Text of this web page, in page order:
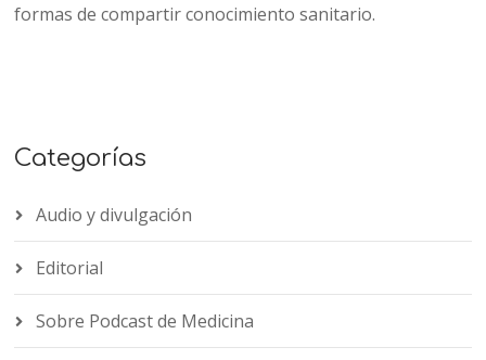
formas de compartir conocimiento sanitario.
Categorías
Audio y divulgación
Editorial
Sobre Podcast de Medicina